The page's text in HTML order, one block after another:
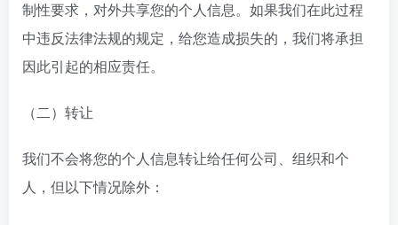
制性要求，对外共享您的个人信息。如果我们在此过程
中违反法律法规的规定，给您造成损失的，我们将承担
因此引起的相应责任。
（二）转让
我们不会将您的个人信息转让给任何公司、组织和个
人，但以下情况除外：